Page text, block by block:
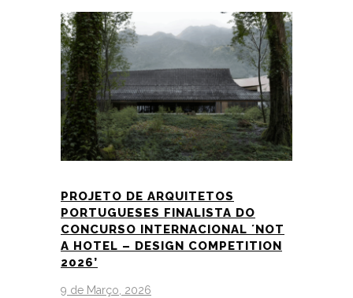
PROJETO DE ARQUITETOS
PORTUGUESES FINALISTA DO
CONCURSO INTERNACIONAL ´NOT
A HOTEL – DESIGN COMPETITION
2026’
9 de Março, 2026